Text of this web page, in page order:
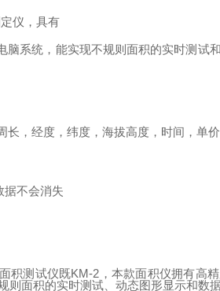
仪，具有
系统，能实现不规则面积的实时测试
，经度，纬度，海拔高度，时间，单价
据不会消失
积测试仪既KM-2 ，本款面积仪拥有高
则面积的实时测试、动态图形显示和数